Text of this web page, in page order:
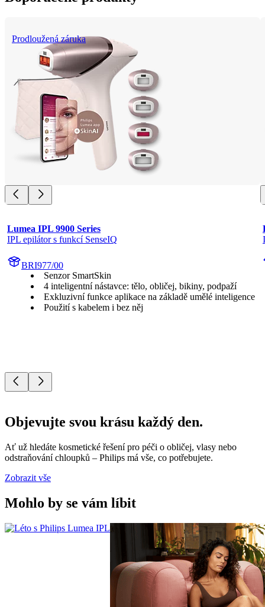
Prodloužená záruka
Lumea IPL 9900 Series
IPL epilátor s funkcí SenseIQ
BRI977/00
Senzor SmartSkin
4 inteligentní nástavce: tělo, obličej, bikiny, podpaží
Exkluzivní funkce aplikace na základě umělé inteligence
Použití s kabelem i bez něj
Objevujte svou krásu každý den.
Ať už hledáte kosmetické řešení pro péči o obličej, vlasy nebo
odstraňování chloupků – Philips má vše, co potřebujete.
Zobrazit vše
Mohlo by se vám líbit